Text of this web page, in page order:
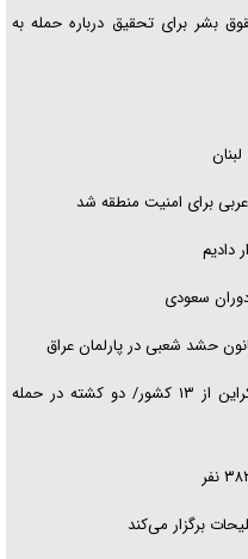
بشر برای تحقیق درباره حمله به
برای امنیت منطقه شد
دادیم
سعودی
حشد شعبی در پارلمان عراق
حکم قضایی روسیه برای ۳۶ مزدور اوکراین از ۱۳ کشور/ دو کشته در حمله
برگزار می‌کند